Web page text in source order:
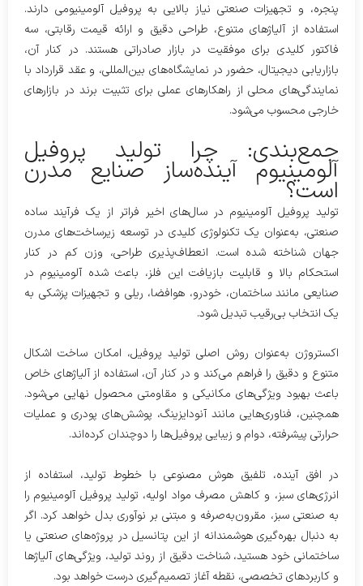
پنجره، و تجهیزات صنعتی نیاز بالایی به پروفیل آلومینیومی دارند.
استفاده از آلیاژهای متنوع، طراحی دقیق و ارائه قیمت رقابتی، سه
فاکتور کلیدی برای موفقیت در بازار صادراتی هستند. در کنار آن،
بازاریابی دیجیتال، حضور در نمایشگاه‌های بین‌المللی، و عقد قرارداد با
نمایندگی‌های محلی از راهکارهای عملی برای تثبیت برند در بازارهای
خارجی محسوب می‌شود.
جمع‌بندی: چرا تولید پروفیل
آلومینیوم آینده‌ساز صنایع مدرن
است؟
تولید پروفیل آلومینیوم در سال‌های اخیر فراتر از یک فرآیند ساده
صنعتی، به‌عنوان یک تکنولوژی کلیدی در توسعه زیرساخت‌های مدرن
جهان شناخته شده است. انعطاف‌پذیری طراحی، وزن کم در کنار
استحکام بالا و قابلیت بازیافت این فلز، باعث شده آلومینیوم در
صنایعی مانند ساختمان، خودرو، هوافضا، ریلی و تجهیزات پزشکی به
یک انتخاب بی‌رقیب تبدیل شود.
اکستروژن به‌عنوان روش اصلی تولید پروفیل، امکان ساخت اشکال
متنوع و دقیق را فراهم می‌کند و در کنار آن، استفاده از آلیاژهای خاص
باعث بهبود ویژگی‌های مکانیکی و مقاومتی محصول نهایی می‌شود.
همچنین، فناوری‌هایی مانند آنودایزینگ، پوشش‌های پودری و عملیات
حرارتی پیشرفته، دوام و زیبایی پروفیل‌ها را دوچندان کرده‌اند.
در افق آینده، تلفیق هوش مصنوعی با خطوط تولید، استفاده از
انرژی‌های سبز، و کاهش مصرف مواد اولیه، تولید پروفیل آلومینیوم را
به صنعتی سبز، مقرون‌به‌صرفه و مبتنی بر نوآوری بدل خواهد کرد. اگر
به دنبال بهره‌گیری هوشمندانه از این پتانسیل در پروژه‌های صنعتی یا
ساختمانی خود هستید، شناخت دقیق از روند تولید، ویژگی‌های آلیاژها
و کاربردهای تخصصی، نقطه آغاز تصمیم‌گیری درست خواهد بود.